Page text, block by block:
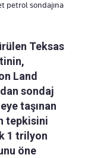
petrol sondajına
Teksas
Land
sondaj
taşınan
tepkisini
1 trilyon
öne